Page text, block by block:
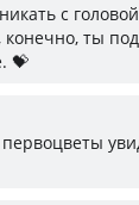
с
ты под
💝